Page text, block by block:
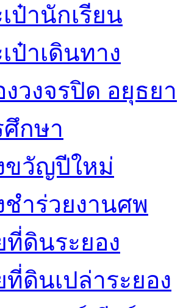
ป๋านักเรียน
ป๋าเดินทาง
วงจรปิด อยุธยา
ศึกษา
ขวัญปีใหม่
ชำร่วยงานศพ
ที่ดินระยอง
ดินเปล่าระยอง